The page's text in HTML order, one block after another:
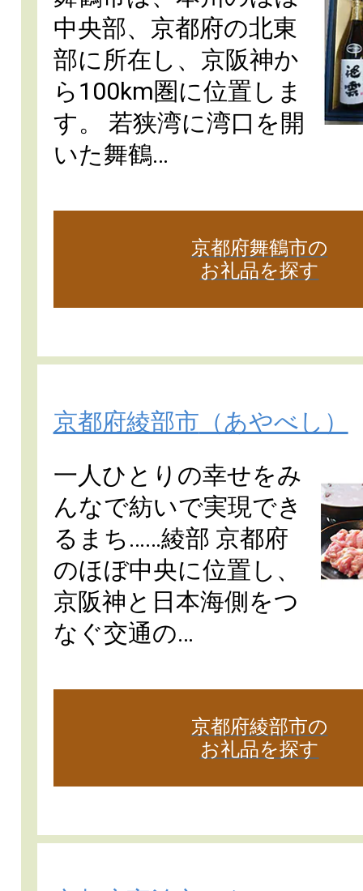
中央部、京都府の北東
部に所在し、京阪神か
ら100km圏に位置しま
す。 若狭湾に湾口を開
いた舞鶴…
京都府舞鶴市の
お礼品を探す
京都府綾部市 （あやべし）
一人ひとりの幸せをみ
んなで紡いで実現でき
るまち……綾部 京都府
のほぼ中央に位置し、
京阪神と日本海側をつ
なぐ交通の…
京都府綾部市の
お礼品を探す